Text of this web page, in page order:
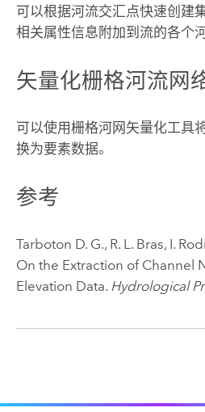
可以根据河流交汇点快速创建
相关属性信息附加到流的各个河
矢量化栅格河流网
可以使用栅格河网矢量化工具
换为要素数据。
参考
Tarboton D. G., R. L. Bras, I.
On the Extraction of Channel
Elevation Data. Hydrological